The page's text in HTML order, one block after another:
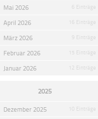
Mai 2026 6 Einträge
April 2026 16 Einträge
März 2026 9 Einträge
Februar 2026 15 Einträge
Januar 2026 12 Einträge
2025
Dezember 2025 10 Einträge